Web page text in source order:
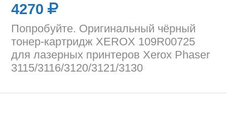
4270
Попробуйте. Оригинальный чёрный
тонер-картридж XEROX 109R00725
для лазерных принтеров Xerox Phaser
3115/3116/3120/3121/3130